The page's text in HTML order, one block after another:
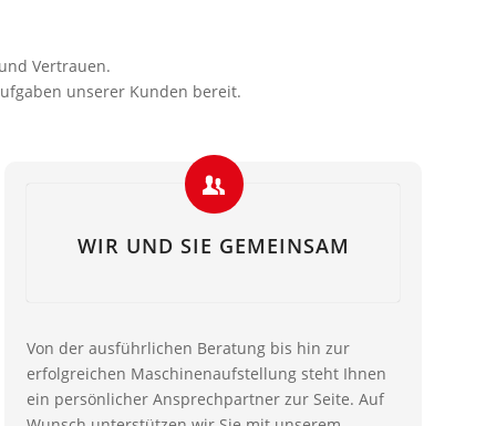
Vertrauen.
unserer Kunden bereit.
WIR UND SIE GEMEINSAM
Von der ausführlichen Beratung bis hin zur
erfolgreichen Maschinenaufstellung steht Ihnen
ein persönlicher Ansprechpartner zur Seite. Auf